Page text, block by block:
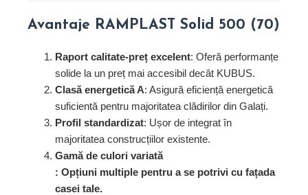
Avantaje RAMPLAST Solid 500 (70)
Raport calitate-preț excelent: Oferă performanțe
solide la un preț mai accesibil decât KUBUS.
Clasă energetică A: Asigură eficiență energetică
suficientă pentru majoritatea clădirilor din Galați.
Profil standardizat: Ușor de integrat în
majoritatea construcțiilor existente.
Gamă de culori variată
: Opțiuni multiple pentru a se potrivi cu fațada
casei tale.